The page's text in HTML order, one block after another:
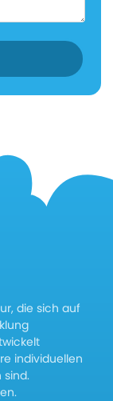
die sich auf
individuellen